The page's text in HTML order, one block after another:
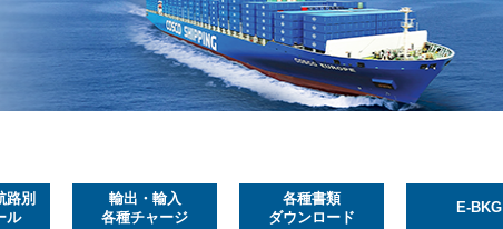
路別
ル
輸出・輸入
各種チャージ
各種書類
ダウンロード
E-BKG